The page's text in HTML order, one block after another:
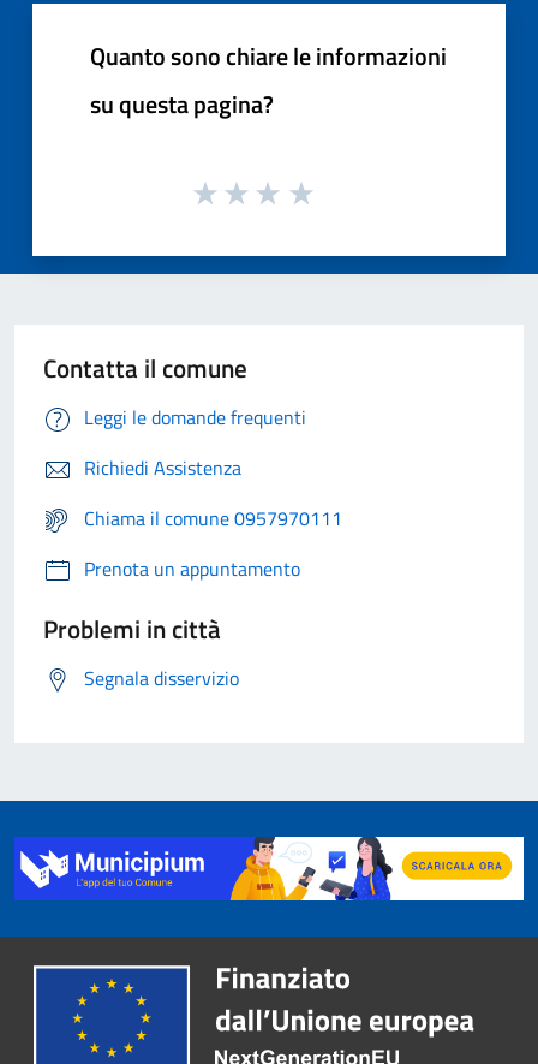
Quanto sono chiare le informazioni
su questa pagina?
Contatta il comune
Leggi le domande frequenti
Richiedi Assistenza
Chiama il comune 0957970111
Prenota un appuntamento
Problemi in città
Segnala disservizio